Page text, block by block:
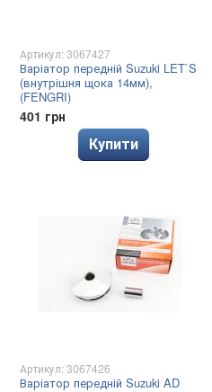
Артикул: 3067427
Варіатор передній Suzuki LET`S
(внутрішня щока 14мм),
(FENGRI)
401 грн
Купити
Артикул: 3067426
Варіатор передній Suzuki AD